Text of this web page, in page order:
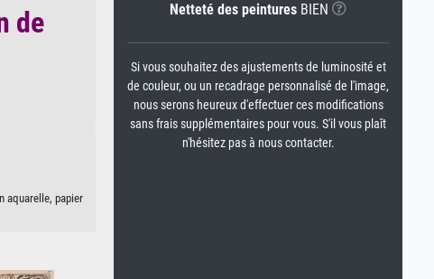
de
aquarelle, papier
Netteté des peintures BIEN
Si vous souhaitez des ajustements de luminosité et
de couleur, ou un recadrage personnalisé de l'image,
nous serons heureux d'effectuer ces modifications
sans frais supplémentaires pour vous. S'il vous plaît
n'hésitez pas à nous contacter.